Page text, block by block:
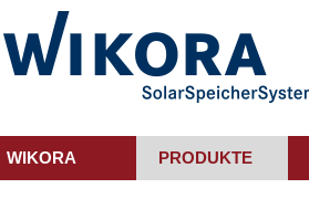
WIKORA PRODUKTE